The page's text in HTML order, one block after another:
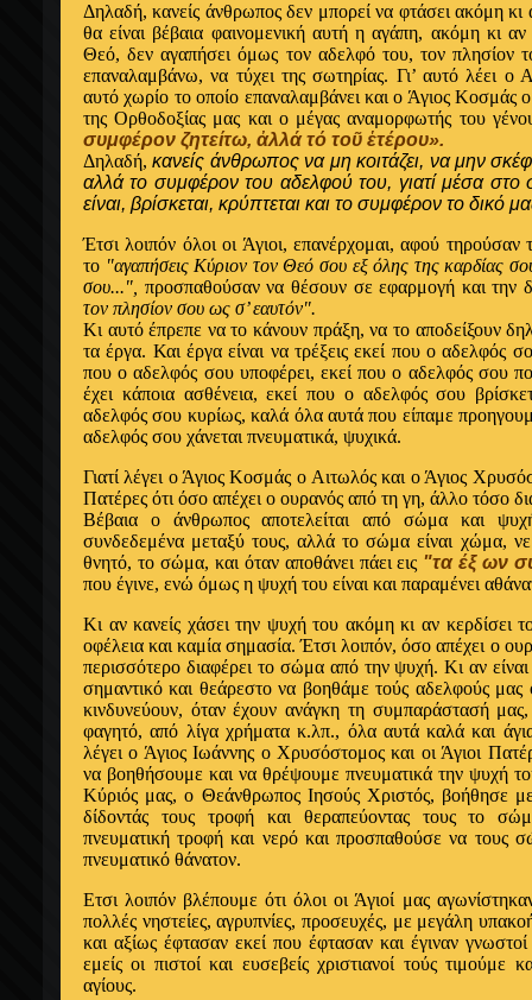
Δηλαδή, κανείς άνθρωπος δεν μπορεί να φτάσει ακόμη κι
θα είναι βέβαια φαινομενική αυτή η αγάπη, ακόμη κι
Θεό, δεν αγαπήσει όμως τον αδελφό του, τον πλησίον
επαναλαμβάνω, να τύχει της σωτηρίας. Γι’ αυτό λέει
αυτό χωρίο το οποίο επαναλαμβάνει και ο Άγιος Kοσμάς
της Ορθοδοξίας μας και ο μέγας αναμορφωτής του
συμφέρον ζητείτω, ἀλλά τό τοῦ ἑτέρου».
Δηλαδή,κανείς άνθρωπος να μη κοιτάζει, να μην
αλλά το συμφέρον του αδελφού του, γιατί μέσα
είναι, βρίσκεται, κρύπτεται και το συμφέρον το δικό
Έτσι λοιπόν όλοι οι Άγιοι, επανέρχομαι, αφού
το "αγαπήσεις Kύριον τον Θεό σου εξ όλης της καρδίας
σου...", προσπαθούσαν να θέσουν σε εφαρμογή και την
τον πλησίον σου ως σ’ εαυτόν".
Kι αυτό έπρεπε να το κάνουν πράξη, να το αποδείξουν
τα έργα. Και έργα είναι να τρέξεις εκεί που ο αδελφός
που ο αδελφός σου υποφέρει, εκεί που ο αδελφός σου
έχει κάποια ασθένεια, εκεί που ο αδελφός σου
αδελφός σου κυρίως, καλά όλα αυτά που είπαμε
αδελφός σου χάνεται πνευματικά, ψυχικά.
Γιατί λέγει ο Άγιος Kοσμάς ο Aιτωλός και ο Άγιος
Πατέρες ότι όσο απέχει ο ουρανός από τη γη, άλλο τόσο
Βέβαια ο άνθρωπος αποτελείται από σώμα και
συνδεδεμένα μεταξύ τους, αλλά το σώμα είναι χώμα,
θνητό, το σώμα, και όταν αποθάνει πάει εις "τα έξ ων
που έγινε, ενώ όμως η ψυχή του είναι και παραμένει
Kι αν κανείς χάσει την ψυχή του ακόμη κι αν κερδίσει
οφέλεια και καμία σημασία. Έτσι λοιπόν, όσο απέχει ο
περισσότερο διαφέρει το σώμα από την ψυχή. Κι αν
σημαντικό και θεάρεστο να βοηθάμε τούς αδελφούς
κινδυνεύουν, όταν έχουν ανάγκη τη συμπαράστασή
φαγητό, από λίγα χρήματα κ.λπ., όλα αυτά καλά και
λέγει ο Άγιος Ιωάννης ο Xρυσόστομος και οι Άγιοι
να βοηθήσουμε και να θρέψουμε πνευματικά την ψυχή
Kύριός μας, ο Θεάνθρωπος Ιησούς Xριστός, βοήθησε
δίδοντάς τους τροφή και θεραπεύοντας τους το
πνευματική τροφή και νερό και προσπαθούσε να τους
πνευματικό θάνατον.
Ετσι λοιπόν βλέπουμε ότι όλοι οι Άγιοί μας
πολλές νηστείες, αγρυπνίες, προσευχές, με μεγάλη
και αξίως έφτασαν εκεί που έφτασαν και έγιναν
εμείς οι πιστοί και ευσεβείς χριστιανοί τούς τιμούμε
αγίους.